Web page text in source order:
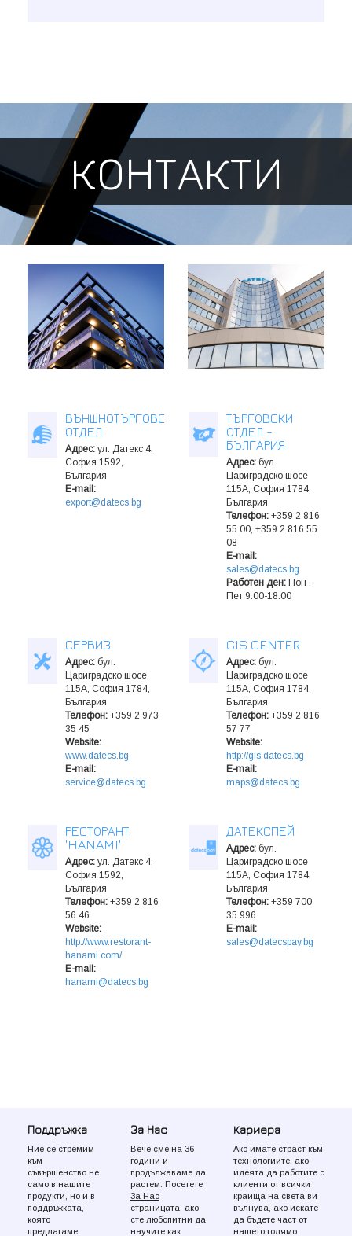
КОНТАКТИ
ВЪНШНОТЪРГОВСКИ
ОТДЕЛ
Адрес:ул. Датекс 4,
София 1592,
България
E-mail:
export@datecs.bg
ТЪРГОВСКИ
ОТДЕЛ -
БЪЛГАРИЯ
Адрес:бул.
Цариградско шосе
115A, София 1784,
България
Телeфон:+359 2 816
55 00, +359 2 816 55
08
E-mail:
sales@datecs.bg
Работен ден: Пон-
Пет 9:00-18:00
СЕРВИЗ
Адрес:бул.
Цариградско шосе
115A, София 1784,
България
Телeфон:+359 2 973
35 45
Website:
www.datecs.bg
E-mail:
service@datecs.bg
GIS CENTER
Адрес:бул.
Цариградско шосе
115A, София 1784,
България
Телeфон:+359 2 816
57 77
Website:
http://gis.datecs.bg
E-mail:
maps@datecs.bg
РЕСТОРАНТ
'HANAMI'
Адрес:ул. Датекс 4,
София 1592,
България
Телeфон:+359 2 816
56 46
Website:
http://www.restorant-
hanami.com/
E-mail:
hanami@datecs.bg
ДАТЕКСПЕЙ
Адрес:бул.
Цариградско шосе
115A, София 1784,
България
Телeфон:+359 700
35 996
E-mail:
sales@datecspay.bg
Поддръжка
Ние се стремим
към
съвършенство не
само в нашите
продукти, но и в
поддръжката,
която
предлагаме.
За Нас
Вече сме на 36
години и
продължаваме да
растем. Посетете
За Нас
страницата, ако
сте любопитни да
научите как
Кариера
Ако имате страст към
технологиите, ако
идеята да работите с
клиенти от всички
краища на света ви
вълнува, ако искате
да бъдете част от
нашето голямо